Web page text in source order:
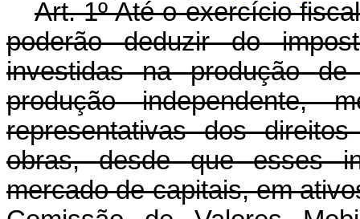
Art. 1º Até o exercício
poderão deduzir do
investidas na produção
produção independente,
representativas dos
obras, desde que esses
mercado de capitais, em